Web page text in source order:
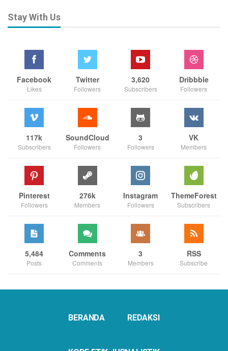
Stay With Us
Facebook
Likes
Twitter
Followers
3,620
Subscribers
Dribbble
Followers
117k
Subscribers
SoundCloud
Followers
3
Followers
VK
Members
Pinterest
Followers
276k
Members
Instagram
Followers
ThemeForest
Subscribers
5,484
Posts
Comments
Comments
3
Members
RSS
Subscribe
BERANDA REDAKSI